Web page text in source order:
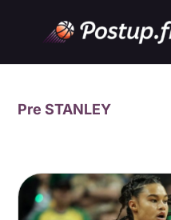
Pre STANLEY